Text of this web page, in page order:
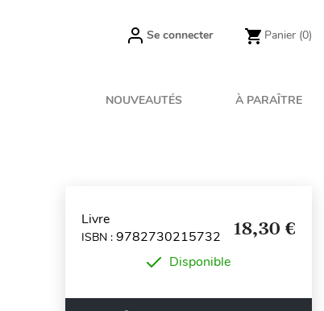
Se connecter Panier (0)
NOUVEAUTÉS À PARAÎTRE
Livre
ISBN : 9782730215732 18,30 €
Disponible